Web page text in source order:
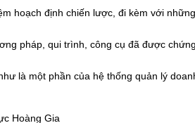
hoạch định chiến lược, đi kèm với
pháp, qui trình, công cụ đã được
là một phần của hệ thống quản lý
Hoàng Gia